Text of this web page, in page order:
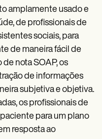
amplamente usado e
de profissionais de
sociais, para
de maneira fácil de
nota SOAP, os
de informações
subjetiva e objetiva.
os profissionais de
para um plano
resposta ao